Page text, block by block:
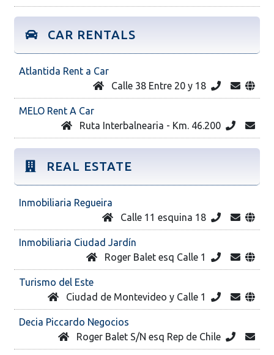
CAR RENTALS
Atlantida Rent a Car
Calle 38 Entre 20 y 18
MELO Rent A Car
Ruta Interbalnearia - Km. 46.200
REAL ESTATE
Inmobiliaria Regueira
Calle 11 esquina 18
Inmobiliaria Ciudad Jardín
Roger Balet esq Calle 1
Turismo del Este
Ciudad de Montevideo y Calle 1
Decia Piccardo Negocios
Roger Balet S/N esq Rep de Chile